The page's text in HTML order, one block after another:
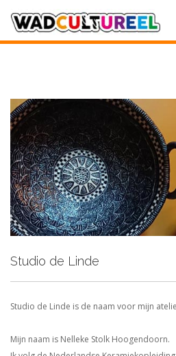
DEELNEMERS
DOE MEE
CONTACT
ORGANISATIE
Studio de Linde
Studio de Linde is de naam voor mijn
Mijn naam is Nelleke Stolk Hoogendoorn.